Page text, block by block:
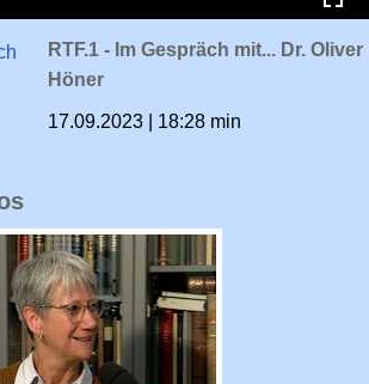
RTF.1 - Im Gespräch mit... Dr. Oliver
Höner
17.09.2023 | 18:28 min
mit...: Cathy Kern und